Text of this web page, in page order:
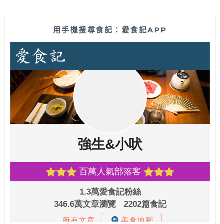
用手機搜尋食記：愛食記APP